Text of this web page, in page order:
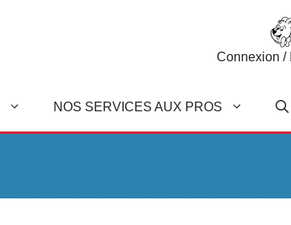
Connexion /
NOS SERVICES AUX PROS